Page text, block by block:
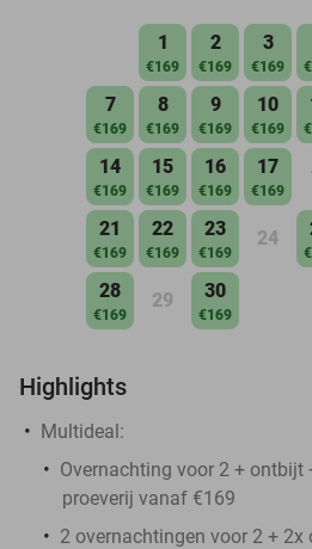
1
€169
2
€169
3
€169
7
€169
8
€169
9
€169
10
€169
14
€169
15
€169
16
€169
17
€169
21
€169
22
€169
23
€169
24
28
€169
29 30
€169
Highlights
Multideal:
Overnachting voor 2 + ontbijt
proeverij vanaf €169
2 overnachtingen voor 2 + 2x